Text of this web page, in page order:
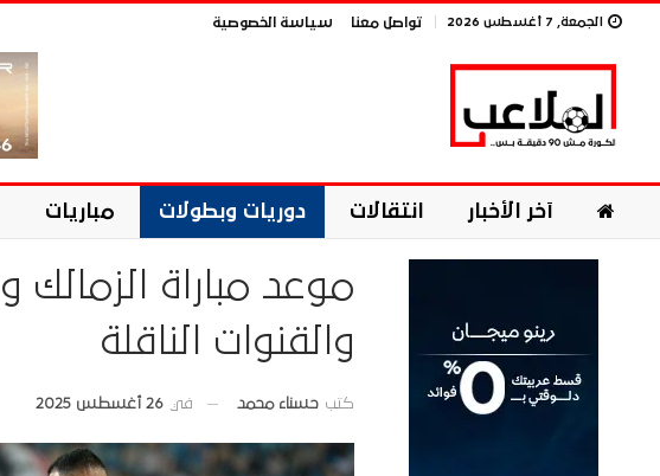
الجمعة, 7 أغسطس 2026 تواصل معنا سياسة الخصوصية
آخر الأخبار انتقالات دوريات وبطولات مباريات
موعد مباراة
والقنوات الناقلة
كتب حسناء محمد في 26 أغسطس 2025